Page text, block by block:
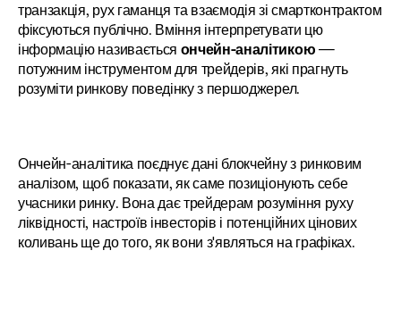
транзакція, рух гаманця та взаємодія зі смартконтрактом
фіксуються публічно. Вміння інтерпретувати цю
інформацію називається ончейн-аналітикою —
потужним інструментом для трейдерів, які прагнуть
розуміти ринкову поведінку з першоджерел.
Ончейн-аналітика поєднує дані блокчейну з ринковим
аналізом, щоб показати, як саме позиціонують себе
учасники ринку. Вона дає трейдерам розуміння руху
ліквідності, настроїв інвесторів і потенційних цінових
коливань ще до того, як вони з'являться на графіках.